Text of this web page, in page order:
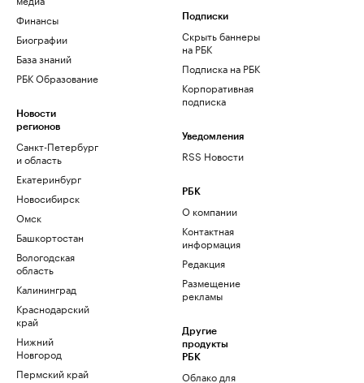
Финансы
Биографии
База знаний
РБК Образование
Новости
регионов
Санкт-Петербург
и область
Екатеринбург
Новосибирск
Омск
Башкортостан
Вологодская
область
Калининград
Краснодарский
край
Нижний
Новгород
Пермский край
Подписки
Скрыть баннеры
на РБК
Подписка на РБК
Корпоративная
подписка
Уведомления
RSS Новости
РБК
О компании
Контактная
информация
Редакция
Размещение
рекламы
Другие
продукты
РБК
Облако для